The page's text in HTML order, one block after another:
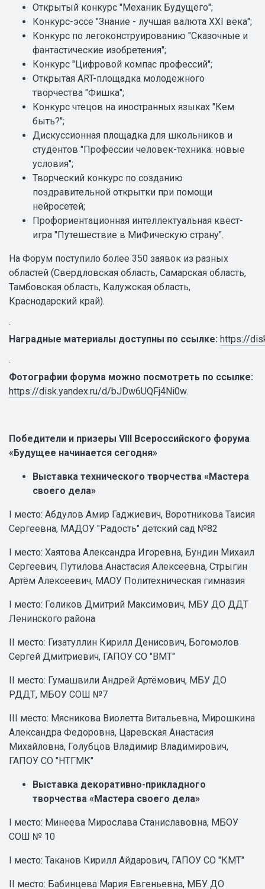
Открытый конкурс "Механик Будущего";
Конкурс-эссе "Знание - лучшая валюта XXI века";
Конкурс по легоконструированию "Сказочные и
фантастические изобретения";
Конкурс "Цифровой компас профессий";
Открытая ART-площадка молодежного
творчества "Фишка";
Конкурс чтецов на иностранных языках "Кем
быть?";
Дискуссионная площадка для школьников и
студентов "Профессии человек-техника: новые
условия";
Творческий конкурс по созданию
поздравительной открытки при помощи
нейросетей;
Профориентационная интеллектуальная квест-
игра "Путешествие в МиФическую страну".
На Форум поступило более 350 заявок из разных
областей (Свердловская область, Самарская область,
Тамбовская область, Калужская область,
Краснодарский край).
·
Наградные материалы доступны по ссылке: https://
·
Фотографии форума можно посмотреть по ссылке:
https://disk.yandex.ru/d/bJDw6UQFj4Ni0w.
Победители и призеры VIII Всероссийского форума
«Будущее начинается сегодня»
Выставка технического творчества «Мастера
своего дела»
I место: Абдулов Амир Гаджиевич, Воротникова Таисия
Сергеевна, МАДОУ "Радость" детский сад №82
I место: Хаятова Александра Игоревна, Бундин Михаил
Сергеевич, Путилова Анастасия Алексеевна, Стрыгин
Артём Алексеевич, МАОУ Политехническая гимназия
I место: Голиков Дмитрий Максимович, МБУ ДО ДДТ
Ленинского района
II место: Гизатуллин Кирилл Денисович, Богомолов
Сергей Дмитриевич, ГАПОУ СО "ВМТ"
II место: Гумашвили Андрей Артёмович, МБУ ДО
РДДТ, МБОУ СОШ №7
III место: Мясникова Виолетта Витальевна, Мирошкина
Александра Федоровна, Царевская Анастасия
Михайловна, Голубцов Владимир Владимирович,
ГАПОУ СО "НТГМК"
Выставка декоративно-прикладного
творчества «Мастера своего дела»
I место: Минеева Мирослава Станиславовна, МБОУ
СОШ № 10
I место: Таканов Кирилл Айдарович, ГАПОУ СО "КМТ"
II место: Бабинцева Мария Евгеньевна, МБУ ДО